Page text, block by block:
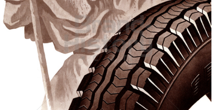
SEMPERIT Semperit Aktiengesellschaft Holding 1949